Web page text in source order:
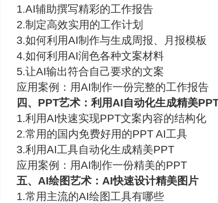
1.AI辅助撰写精彩的工作报告
2.制定高效实用的工作计划
3.如何利用AI制作与生成周报、月报模板
4.如何利用AI润色各种文案材料
5.让AI输出符合自己要求的文案
应用案例：用AI制作一份完整的工作报告
四、PPT艺术：利用AI自动化生成精美
1.利用AI快速实现PPT文案内容的结构化
2.常用的国内免费好用的PPT AI工具
3.利用AI工具自动化生成精美PPT
应用案例：用AI制作一份精美的PPT
五、AI绘图艺术：AI快速设计精美图片
1.常用主流的AI绘图工具有哪些